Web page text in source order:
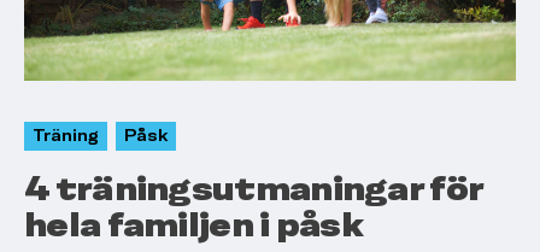
Träning Påsk
4 träningsutmaningar för
hela familjen i påsk